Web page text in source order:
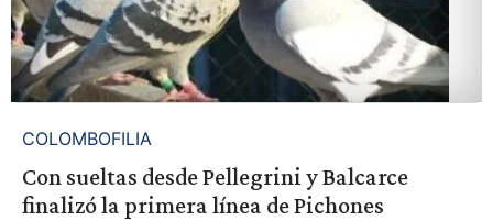
COLOMBOFILIA
Con sueltas desde Pellegrini y Balcarce
finalizó la primera línea de Pichones